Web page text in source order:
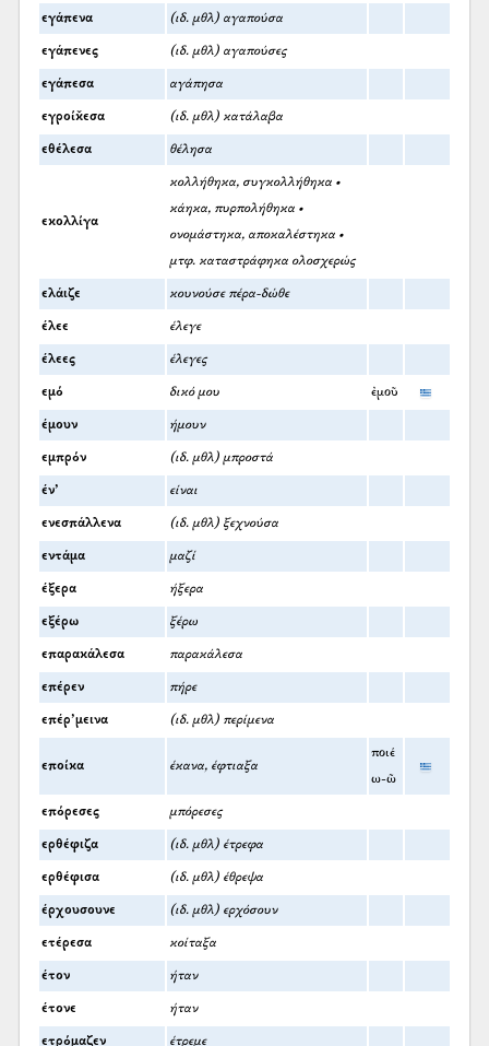
εγάπενα (ιδ. μθλ) αγαπούσα
εγάπενες (ιδ. μθλ) αγαπούσες
εγάπεσα αγάπησα
εγροίκ̌εσα (ιδ. μθλ) κατάλαβα
εθέλεσα θέλησα
εκολλίγα
κολλήθηκα, συγκολλήθηκα •
κάηκα, πυρπολήθηκα •
ονομάστηκα, αποκαλέστηκα •
μτφ. καταστράφηκα ολοσχερώς
ελάιζε κουνούσε πέρα-δώθε
έλεε έλεγε
έλεες έλεγες
εμό δικό μου ἐμοῦ
έμουν ήμουν
εμπρόν (ιδ. μθλ) μπροστά
έν’ είναι
ενεσπάλλενα (ιδ. μθλ) ξεχνούσα
εντάμα μαζί
έξερα ήξερα
εξέρω ξέρω
επαρακάλεσα παρακάλεσα
επέρεν πήρε
επέρ’μεινα (ιδ. μθλ) περίμενα
εποίκα έκανα, έφτιαξα
ποιέ
ω-ῶ
επόρεσες μπόρεσες
ερθέφιζα (ιδ. μθλ) έτρεφα
ερθέφισα (ιδ. μθλ) έθρεψα
έρχουσουνε (ιδ. μθλ) ερχόσουν
ετέρεσα κοίταξα
έτον ήταν
έτονε ήταν
ετρόμαζεν έτρεμε